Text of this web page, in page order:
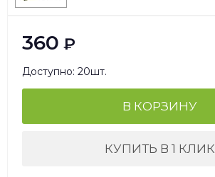
360 ₽
Доступно: 20шт.
В КОРЗИНУ
КУПИТЬ В 1 КЛИК